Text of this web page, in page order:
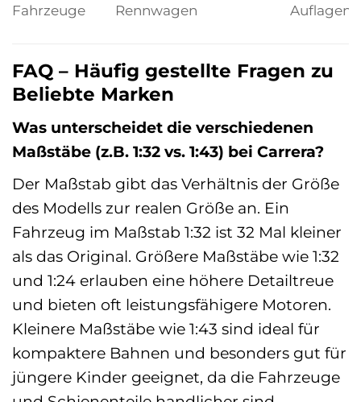
Fahrzeuge
Rennwagen
Auflagen
FAQ – Häufig gestellte Fragen zu
Beliebte Marken
Was unterscheidet die verschiedenen
Maßstäbe (z.B. 1:32 vs. 1:43) bei Carrera?
Der Maßstab gibt das Verhältnis der Größe
des Modells zur realen Größe an. Ein
Fahrzeug im Maßstab 1:32 ist 32 Mal kleiner
als das Original. Größere Maßstäbe wie 1:32
und 1:24 erlauben eine höhere Detailtreue
und bieten oft leistungsfähigere Motoren.
Kleinere Maßstäbe wie 1:43 sind ideal für
kompaktere Bahnen und besonders gut für
jüngere Kinder geeignet, da die Fahrzeuge